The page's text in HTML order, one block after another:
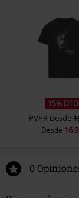
15% DTO
PVPR Desde
Desde
0